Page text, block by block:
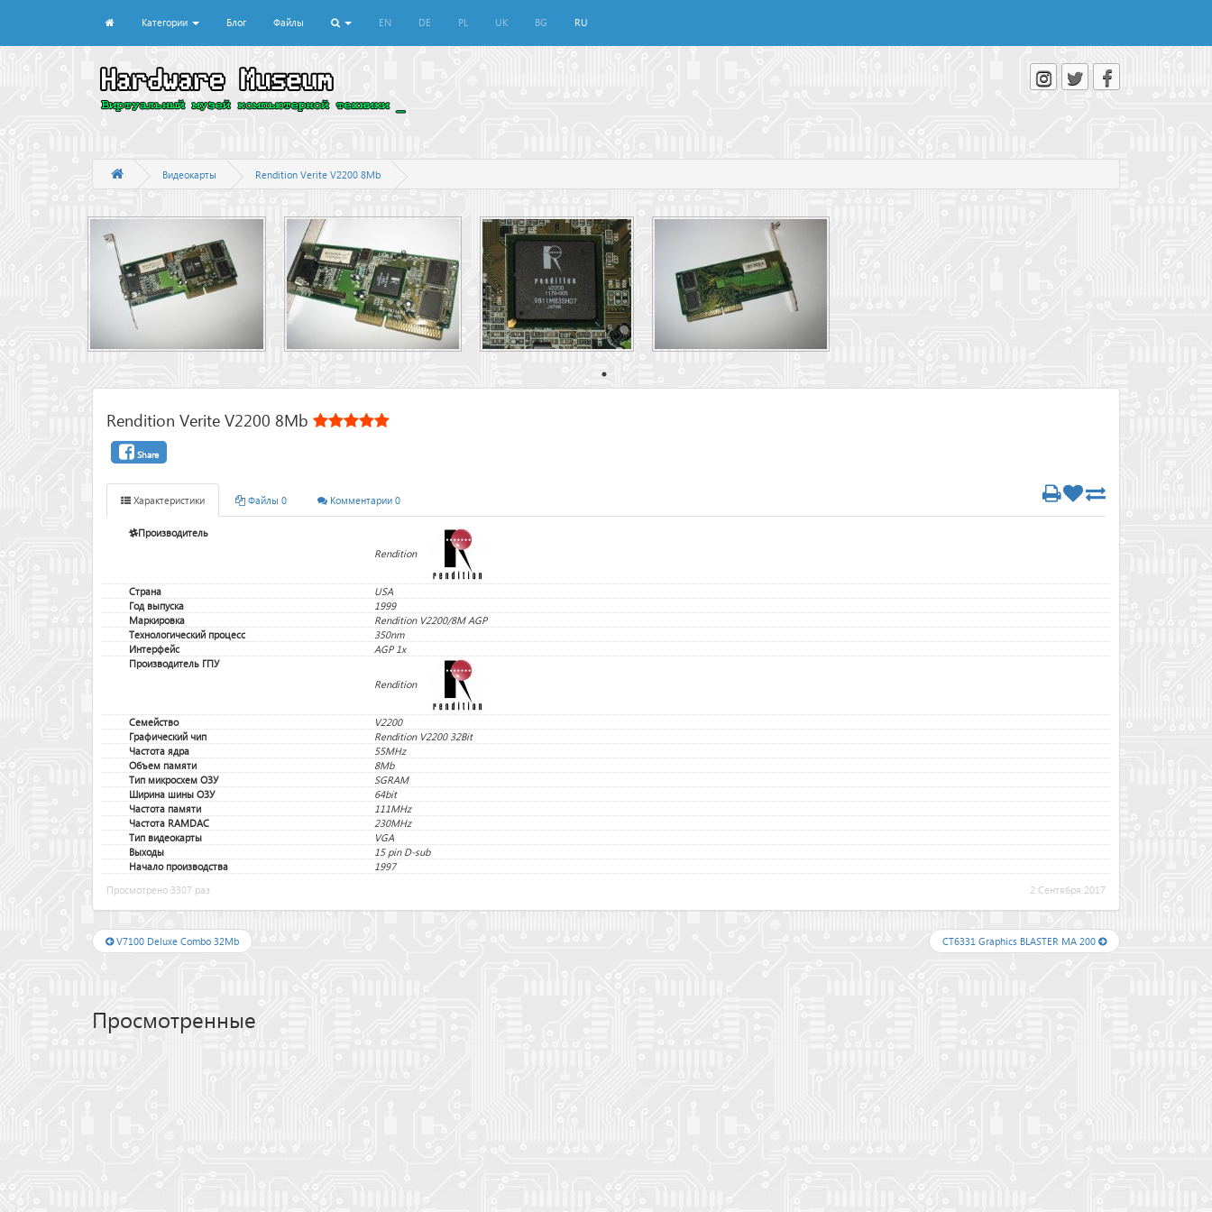
Категории Блог Файлы EN DE PL UK BG RU
Видеокарты Rendition Verite V2200 8Mb
Rendition Verite V2200 8Mb
Share
Характеристики Файлы 0 Комментарии 0
Производитель
Rendition
Страна
USA
Год выпуска
1999
Маркировка
Rendition V2200/8M AGP
Технологический процесс
350nm
Интерфейс
AGP 1x
Производитель ГПУ
Rendition
Семейство
V2200
Графический чип
Rendition V2200 32Bit
Частота ядра
55MHz
Объем памяти
8Mb
Тип микросхем ОЗУ
SGRAM
Ширина шины ОЗУ
64bit
Частота памяти
111MHz
Частота RAMDAC
230MHz
Тип видеокарты
VGA
Выходы
15 pin D-sub
Начало производства
1997
Просмотрено 3307 раз
2 Сентября 2017
V7100 Deluxe Combo 32Mb CT6331 Graphics BLASTER MA 200
Просмотренные